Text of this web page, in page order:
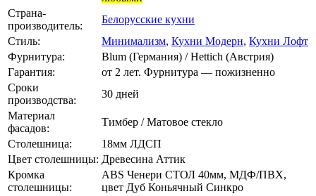
Страна-
производитель:
Белорусские кухни
Стиль:
Минимализм, Кухни Модерн, Кухни Лофт
Фурнитура:
Blum (Германия) / Hettich (Австрия)
Гарантия:
от 2 лет. Фурнитура — пожизненно
Сроки
производства:
30 дней
Материал
фасадов:
Тимбер / Матовое стекло
Столешница:
18мм ЛДСП
Цвет столешницы: Древесина Аттик
Кромка
столешницы:
ABS Ченери СТОЛ 40мм, МДФ/ПВХ,
цвет Дуб Коньячный Синкро